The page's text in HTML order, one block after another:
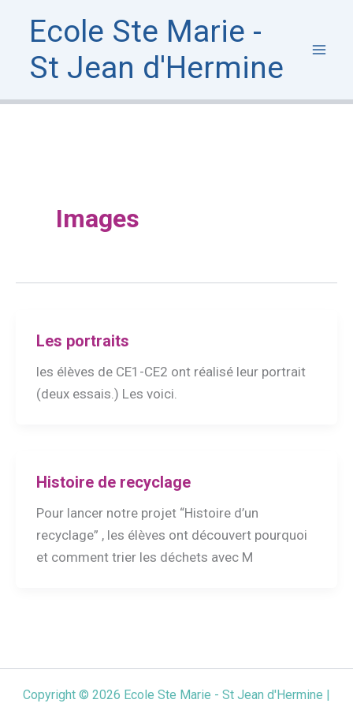
contenu
Ecole Ste Marie -
St Jean d'Hermine
Images
Les portraits
les élèves de CE1-CE2 ont réalisé leur portrait
(deux essais.) Les voici.
Histoire de recyclage
Pour lancer notre projet “Histoire d’un
recyclage” , les élèves ont découvert pourquoi
et comment trier les déchets avec M
Copyright © 2026 Ecole Ste Marie - St Jean d'Hermine |